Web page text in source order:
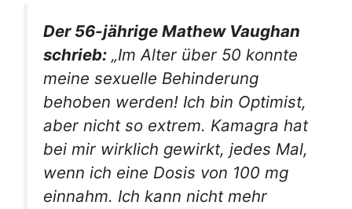
Der 56-jährige Mathew Vaughan
schrieb: „Im Alter über 50 konnte
meine sexuelle Behinderung
behoben werden! Ich bin Optimist,
aber nicht so extrem. Kamagra hat
bei mir wirklich gewirkt, jedes Mal,
wenn ich eine Dosis von 100 mg
einnahm. Ich kann nicht mehr